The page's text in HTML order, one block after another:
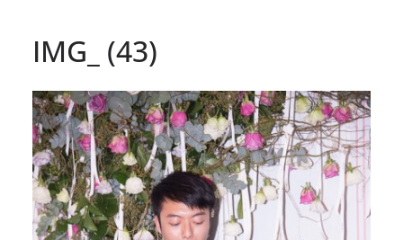
IMG_ (43)